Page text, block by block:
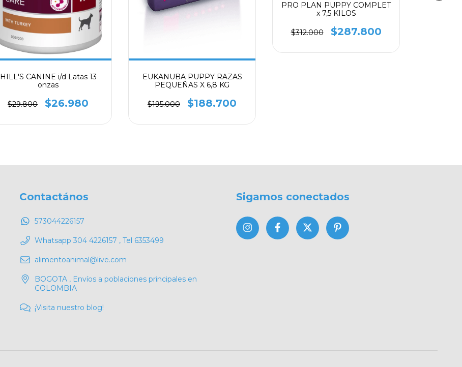
HILL'S CANINE i/d Latas 13
onzas
$29.800 $26.980
EUKANUBA PUPPY RAZAS
PEQUEÑAS X 6,8 KG
$195.000 $188.700
PRO PLAN PUPPY COMPLET
x 7,5 KILOS
$312.000 $287.800
Contactános
573044226157
Whatsapp 304 4226157 , Tel 6353499
alimentoanimal@live.com
BOGOTA , Envíos a poblaciones principales en
COLOMBIA
¡Visita nuestro blog!
Sigamos conectados